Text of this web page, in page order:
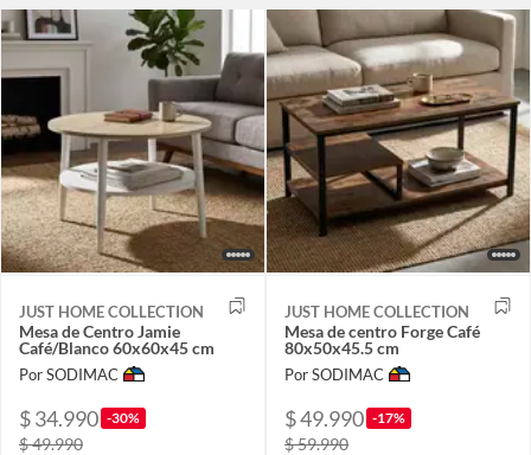
JUST HOME COLLECTION
Mesa de Centro Jamie
Café/Blanco 60x60x45 cm
Por SODIMAC
$ 34.990 -30%
$ 49.990
JUST HOME COLLECTION
Mesa de centro Forge Café
80x50x45.5 cm
Por SODIMAC
$ 49.990 -17%
$ 59.990